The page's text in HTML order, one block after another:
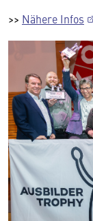
>> Nähere Infos